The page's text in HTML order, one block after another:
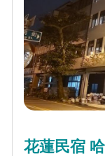
花蓮民宿